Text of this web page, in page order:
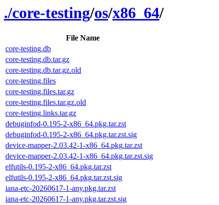
./core-testing/os/x86_64/
File Name
core-testing.db
core-testing.db.tar.gz
core-testing.db.tar.gz.old
core-testing.files
core-testing.files.tar.gz
core-testing.files.tar.gz.old
core-testing.links.tar.gz
debuginfod-0.195-2-x86_64.pkg.tar.zst
debuginfod-0.195-2-x86_64.pkg.tar.zst.sig
device-mapper-2.03.42-1-x86_64.pkg.tar.zst
device-mapper-2.03.42-1-x86_64.pkg.tar.zst.sig
elfutils-0.195-2-x86_64.pkg.tar.zst
elfutils-0.195-2-x86_64.pkg.tar.zst.sig
iana-etc-20260617-1-any.pkg.tar.zst
iana-etc-20260617-1-any.pkg.tar.zst.sig